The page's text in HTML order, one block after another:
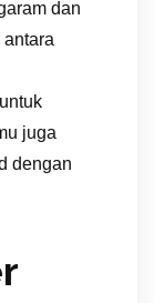
dan
juga
dengan